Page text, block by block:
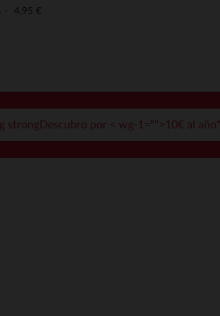
4,95 €
strongDescubro por < wg-1="">10€ al año*